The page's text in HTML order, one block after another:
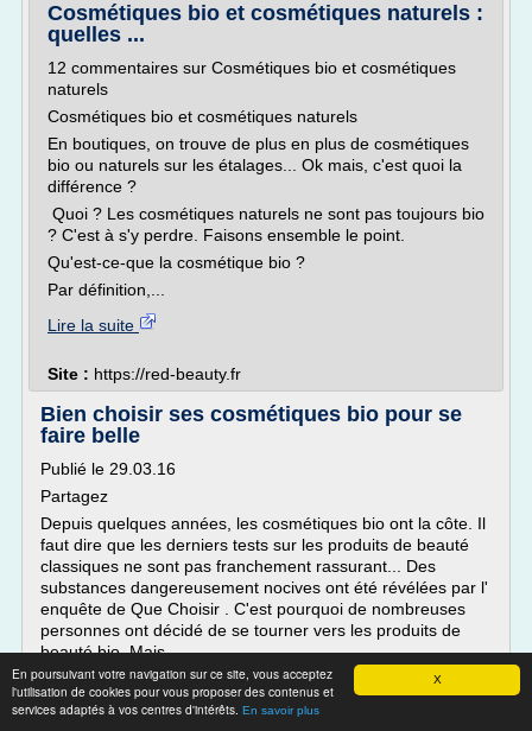
X
En poursuivant votre navigation sur ce site, vous acceptez
l'utilisation de cookies pour vous proposer des contenus et
services adaptés à vos centres d'intérêts. En savoir plus
Cosmétiques bio et cosmétiques naturels :
quelles ...
12 commentaires sur Cosmétiques bio et cosmétiques
naturels
Cosmétiques bio et cosmétiques naturels
En boutiques, on trouve de plus en plus de cosmétiques
bio ou naturels sur les étalages... Ok mais, c'est quoi la
différence ?
Quoi ? Les cosmétiques naturels ne sont pas toujours bio
? C'est à s'y perdre. Faisons ensemble le point.
Qu'est-ce-que la cosmétique bio ?
Par définition,...
Lire la suite
Site : https://red-beauty.fr
Bien choisir ses cosmétiques bio pour se
faire belle
Publié le 29.03.16
Partagez
Depuis quelques années, les cosmétiques bio ont la côte. Il
faut dire que les derniers tests sur les produits de beauté
classiques ne sont pas franchement rassurant... Des
substances dangereusement nocives ont été révélées par l'
enquête de Que Choisir . C'est pourquoi de nombreuses
personnes ont décidé de se tourner vers les produits de
beauté bio. Mais...
Lire la suite